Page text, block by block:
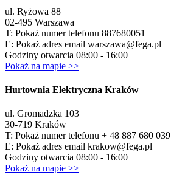
ul. Ryżowa 88
02-495 Warszawa
T: Pokaż numer telefonu 887680051
E: Pokaż adres email warszawa@fega.pl
Godziny otwarcia 08:00 - 16:00
Pokaż na mapie >>
Hurtownia Elektryczna Kraków
ul. Gromadzka 103
30-719 Kraków
T: Pokaż numer telefonu + 48 887 680 039
E: Pokaż adres email krakow@fega.pl
Godziny otwarcia 08:00 - 16:00
Pokaż na mapie >>